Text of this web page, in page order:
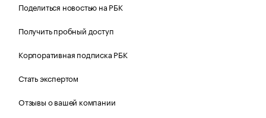
Поделиться новостью на РБК
Получить пробный доступ
Корпоративная подписка РБК
Стать экспертом
Отзывы о вашей компании